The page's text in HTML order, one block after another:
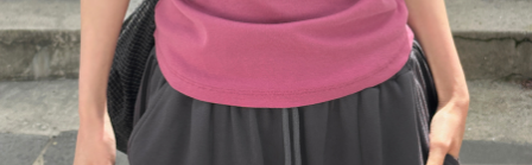
베스트
MADE
세트할인 ~30%
티셔츠
니트
블라우스